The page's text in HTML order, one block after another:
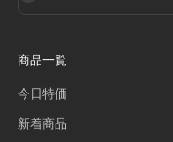
商品一覧
今日特価
新着商品